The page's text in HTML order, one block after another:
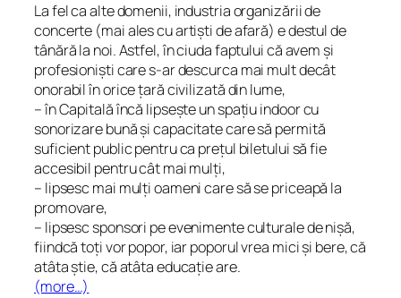
La fel ca alte domenii, industria organizării de
concerte (mai ales cu artiști de afară) e destul de
tânără la noi. Astfel, în ciuda faptului că avem și
profesioniști care s-ar descurca mai mult decât
onorabil în orice țară civilizată din lume,
– în Capitală încă lipsește un spațiuindoorcu
sonorizare bună și capacitate care să permită
suficient public pentru ca prețul biletului să fie
accesibil pentru cât mai mulți,
– lipsesc mai mulți oameni care să se priceapă la
promovare,
– lipsesc sponsori pe evenimente culturale de nișă,
fiindcă toți vor popor, iar poporul vrea mici și bere, că
atâta știe, că atâta educație are.
(more…)